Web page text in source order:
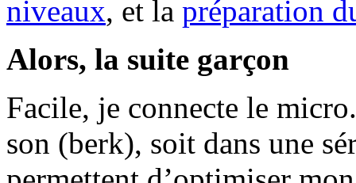
niveaux, et la préparation
Alors, la suite garçon
Facile, je connecte le
son (berk), soit dans une